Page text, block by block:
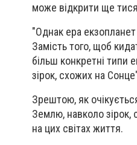
може відкрити ще
"Однак ера
Замість того, щоб
більш конкретні типи
зірок, схожих на
Зрештою, як
Землю, навколо зірок,
на цих світах життя.